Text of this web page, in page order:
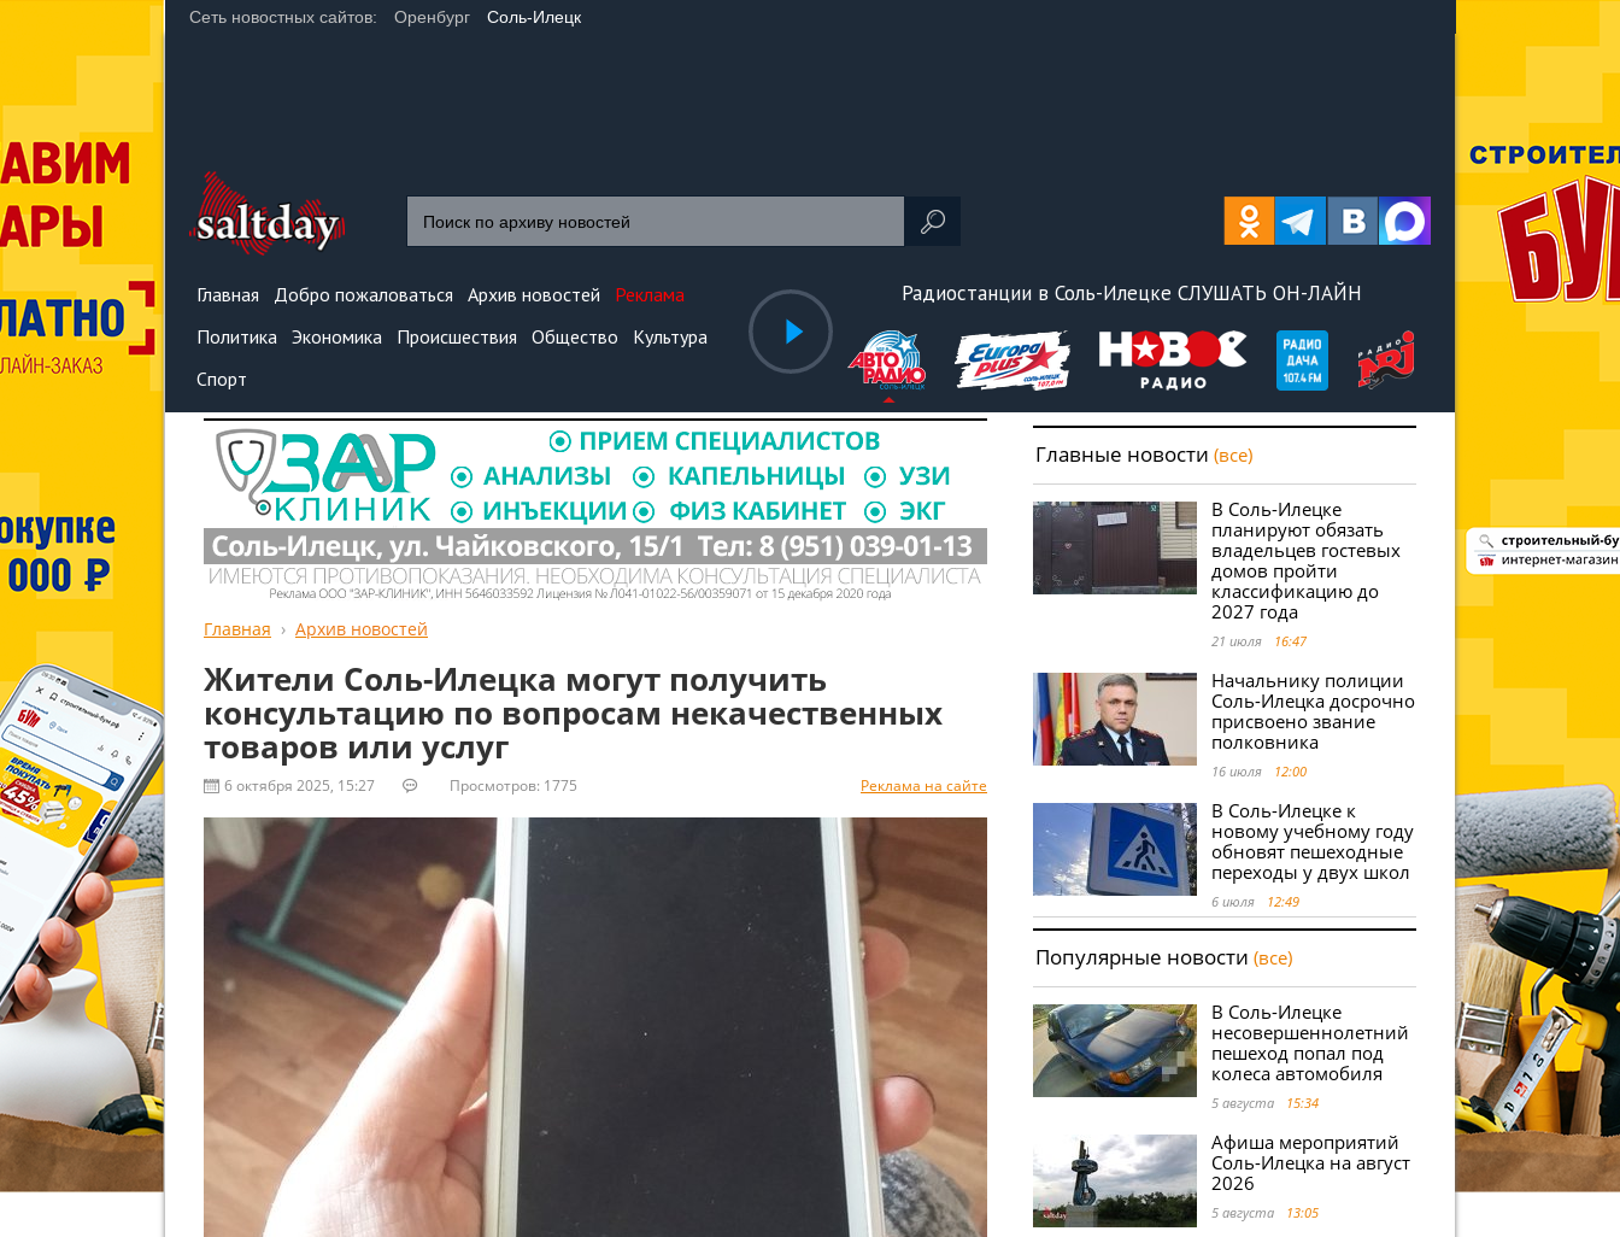
Сеть новостных сайтов: Оренбург Соль-Илецк
Главная Добро пожаловаться Архив новостей
Реклама
Политика Экономика Происшествия Общество
Культура
Спорт
Радиостанции в Соль-Илецке СЛУШАТЬ ОН-ЛАЙН
Главная Архив новостей
Жители Соль-Илецка могут получить
консультацию по вопросам некачественных
товаров или услуг
6 октября 2025, 15:27 Просмотров: 1775 Реклама на сайте
Главные новости (все)
В Соль-Илецке
планируют обязать
владельцев гостевых
домов пройти
классификацию до
2027 года
21 июля 16:47
Начальнику полиции
Соль-Илецка досрочно
присвоено звание
полковника
16 июля 12:00
В Соль-Илецке к
новому учебному году
обновят пешеходные
переходы у двух школ
6 июля 12:49
Популярные новости (все)
В Соль-Илецке
несовершеннолетний
пешеход попал под
колеса автомобиля
5 августа 15:34
Афиша мероприятий
Соль-Илецка на август
2026
5 августа 13:05